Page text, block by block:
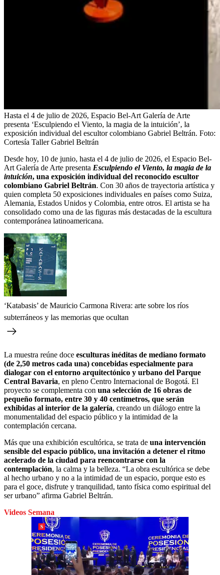
Hasta el 4 de julio de 2026, Espacio Bel-Art Galería de Arte
presenta ‘Esculpiendo el Viento, la magia de la intuición’, la
exposición individual del escultor colombiano Gabriel Beltrán. Foto:
Cortesía Taller Gabriel Beltrán
Desde hoy, 10 de junio, hasta el 4 de julio de 2026, el Espacio Bel-
Art Galería de Arte presenta Esculpiendo el Viento, la magia de la
intuición, una exposición individual del reconocido escultor
colombiano Gabriel Beltrán. Con 30 años de trayectoria artística y
quien completa 50 exposiciones individuales en países como Suiza,
Alemania, Estados Unidos y Colombia, entre otros. El artista se ha
consolidado como una de las figuras más destacadas de la escultura
contemporánea latinoamericana.
‘Katabasis’ de Mauricio Carmona Rivera: arte sobre los ríos
subterráneos y las memorias que ocultan
La muestra reúne doce esculturas inéditas de mediano formato
(de 2,50 metros cada una) concebidas especialmente para
dialogar con el entorno arquitectónico y urbano del Parque
Central Bavaria, en pleno Centro Internacional de Bogotá. El
proyecto se complementa con una selección de 16 obras de
pequeño formato, entre 30 y 40 centímetros, que serán
exhibidas al interior de la galería, creando un diálogo entre la
monumentalidad del espacio público y la intimidad de la
contemplación cercana.
Más que una exhibición escultórica, se trata de una intervención
sensible del espacio público, una invitación a detener el ritmo
acelerado de la ciudad para reencontrarse con la
contemplación, la calma y la belleza. “La obra escultórica se debe
al hecho urbano y no a la intimidad de un espacio, porque esto es
para el goce, disfrute y tranquilidad, tanto física como espiritual del
ser urbano” afirma Gabriel Beltrán.
Videos Semana